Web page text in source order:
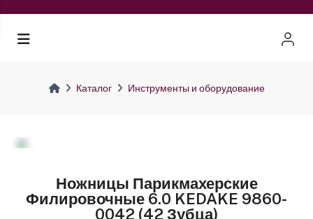
Каталог Инструменты и оборудование
Ножницы Парикмахерские
Филировочные 6.0 KEDAKE 9860-
0042 (42 Зубца)